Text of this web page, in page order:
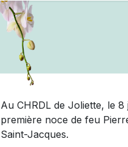
Au CHRDL de Joliette, le
première noce de feu
Saint-Jacques.